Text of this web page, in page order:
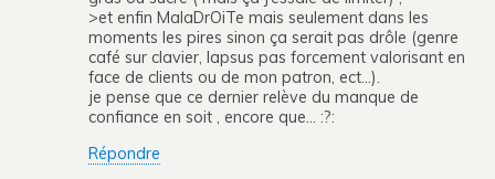
>et enfin MalaDrOiTe mais seulement dans les
moments les pires sinon ça serait pas drôle (genre
café sur clavier, lapsus pas forcement valorisant en
face de clients ou de mon patron, ect…).
je pense que ce dernier relève du manque de
confiance en soit , encore que… :?:
Répondre